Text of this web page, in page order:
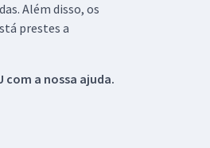
Além disso, os
prestes a
com a nossa ajuda.